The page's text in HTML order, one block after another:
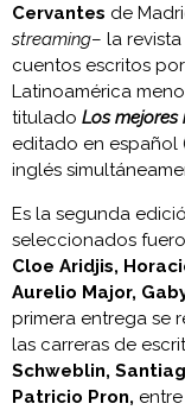
Cervantes de
streaming– la revista
cuentos escritos
Latinoamérica
titulado Los mejores
editado en español
inglés
Es la segunda
seleccionados
Cloe Aridjis,
Aurelio Major,
primera entrega se
las carreras de
Schweblin,
Patricio Pron,